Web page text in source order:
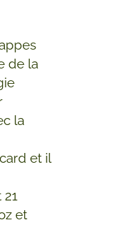
de la
la
et il
et